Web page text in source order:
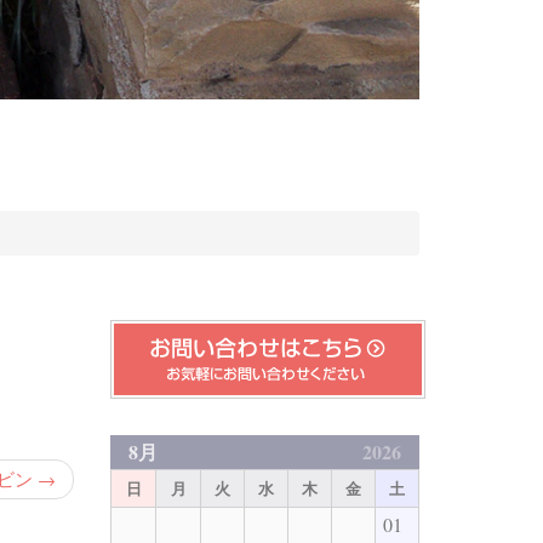
ン →
8月 2026
日 月 火 水 木 金 土
01